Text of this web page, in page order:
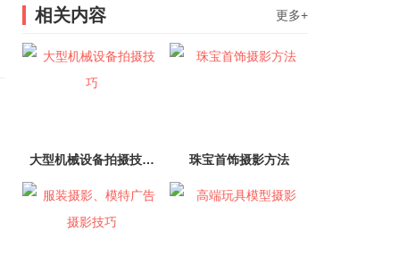
更多+
相关内容
大型机械设备拍摄技… 珠宝首饰摄影方法